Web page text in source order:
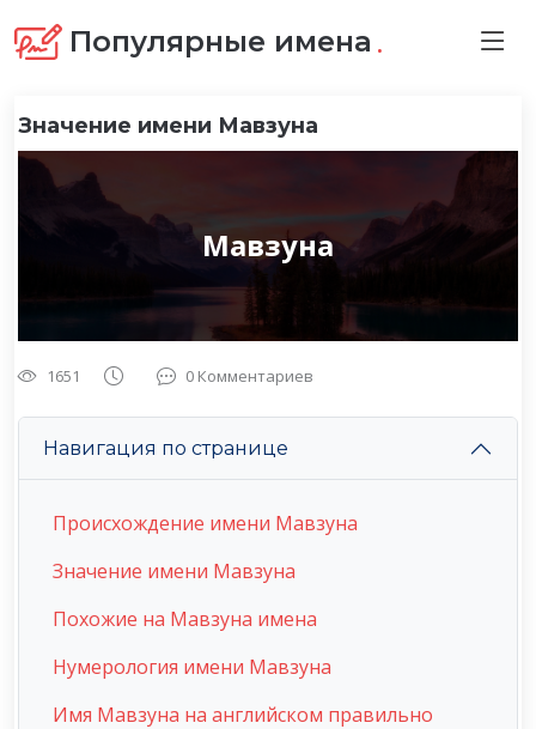
Популярные имена .
Значение имени Мавзуна
Мавзуна
1651 0 Комментариев
Навигация по странице
Происхождение имени Мавзуна
Значение имени Мавзуна
Похожие на Мавзуна имена
Нумерология имени Мавзуна
Имя Мавзуна на английском правильно